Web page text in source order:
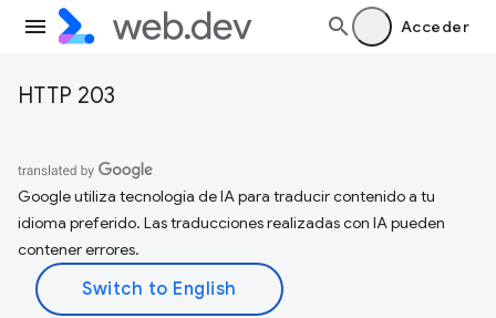
Acceder
HTTP 203
Google utiliza tecnología de IA para traducir contenido a tu
idioma preferido. Las traducciones realizadas con IA pueden
contener errores.